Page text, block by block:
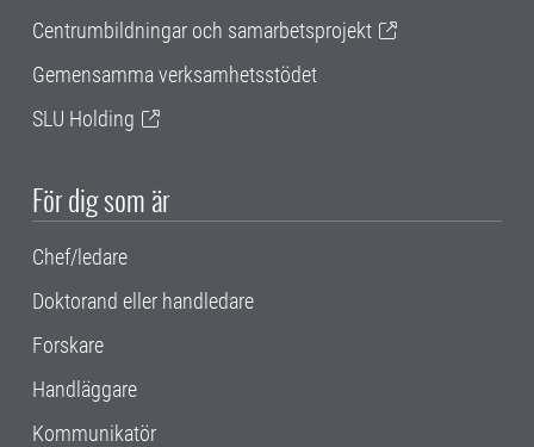
Centrumbildningar och samarbetsprojekt
Gemensamma verksamhetsstödet
SLU Holding
För dig som är
Chef/ledare
Doktorand eller handledare
Forskare
Handläggare
Kommunikatör